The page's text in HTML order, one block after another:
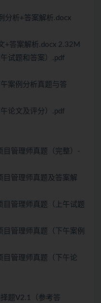
分析+答案解析.docx
+答案解析.docx 2.32M
试题和答案）.pdf
案例分析真题与答
论文及评分）.pdf
管理师真题（完整）-
管理师真题及答案解
管理师真题（上午试题
管理师真题（下午案例
管理师真题（下午论
题V2.1（参考答